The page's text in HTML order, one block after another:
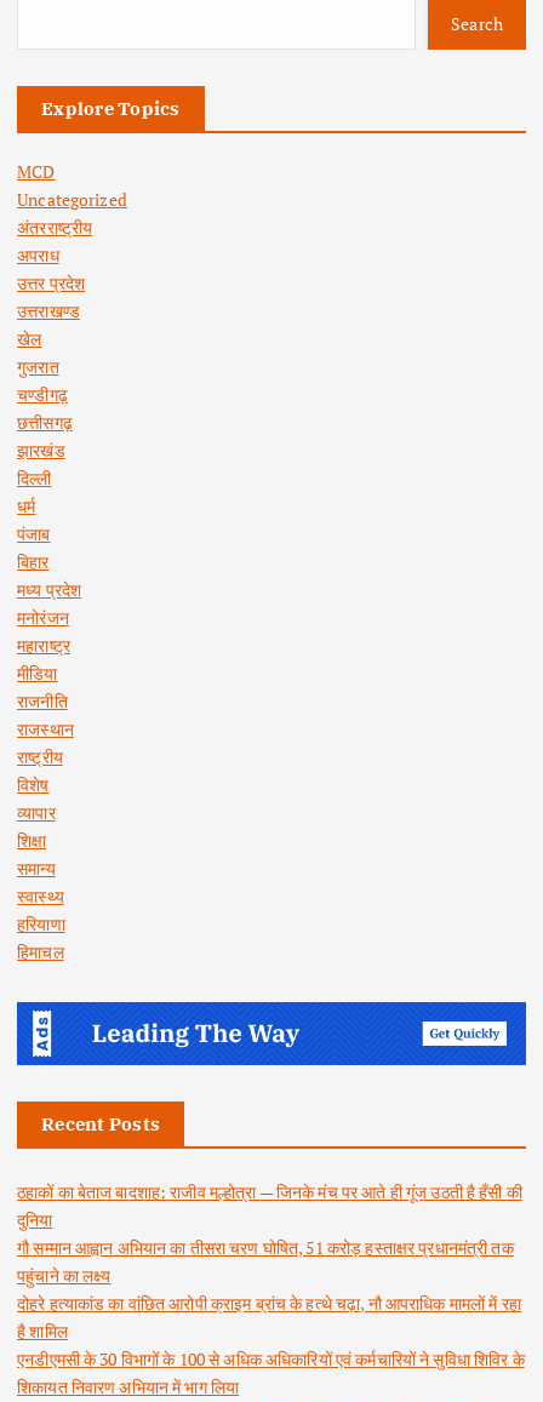
Search
Explore Topics
MCD
Uncategorized
अंतरराष्ट्रीय
अपराध
उत्तर प्रदेश
उत्तराखण्ड
खेल
गुजरात
चण्डीगढ़
छत्तीसगढ़
झारखंड
दिल्ली
धर्म
पंजाब
बिहार
मध्य प्रदेश
मनोरंजन
महाराष्ट्र
मीडिया
राजनीति
राजस्थान
राष्ट्रीय
विशेष
व्यापार
शिक्षा
समान्य
स्वास्थ्य
हरियाणा
हिमाचल
Recent Posts
ठहाकों का बेताज बादशाह: राजीव मल्होत्रा — जिनके मंच पर आते ही गूंज उठती है हँसी की
दुनिया
गौ सम्मान आह्वान अभियान का तीसरा चरण घोषित, 51 करोड़ हस्ताक्षर प्रधानमंत्री तक
पहुंचाने का लक्ष्य
दोहरे हत्याकांड का वांछित आरोपी क्राइम ब्रांच के हत्थे चढ़ा, नौ आपराधिक मामलों में रहा
है शामिल
एनडीएमसी के 30 विभागों के 100 से अधिक अधिकारियों एवं कर्मचारियों ने सुविधा शिविर के
शिकायत निवारण अभियान में भाग लिया